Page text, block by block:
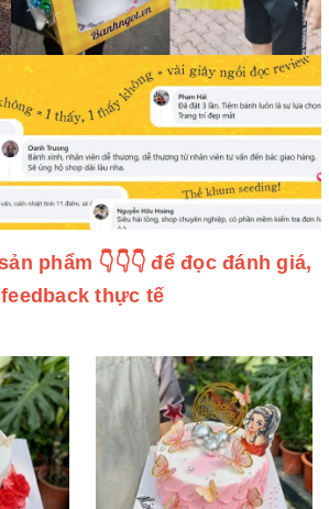
phẩm 👇👇👇 để đọc đánh giá,
feedback thực tế